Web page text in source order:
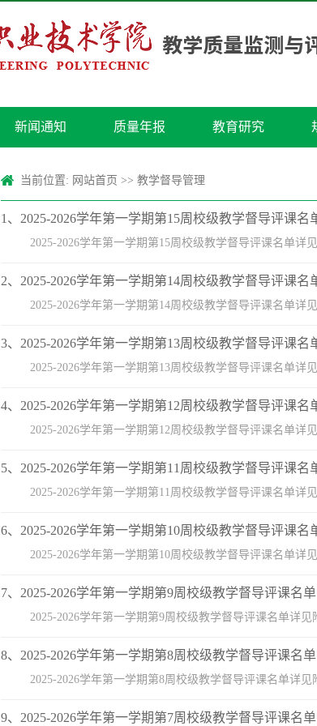
新闻通知 质量年报 教育研究
当前位置: 网站首页 >> 教学督导管理
1、2025-2026学年第一学期第15周校级教学督导评课名
2025-2026学年第一学期第15周校级教学督导评课名单详
2、2025-2026学年第一学期第14周校级教学督导评课名
2025-2026学年第一学期第14周校级教学督导评课名单详
3、2025-2026学年第一学期第13周校级教学督导评课名
2025-2026学年第一学期第13周校级教学督导评课名单详
4、2025-2026学年第一学期第12周校级教学督导评课名
2025-2026学年第一学期第12周校级教学督导评课名单详
5、2025-2026学年第一学期第11周校级教学督导评课名
2025-2026学年第一学期第11周校级教学督导评课名单详
6、2025-2026学年第一学期第10周校级教学督导评课名
2025-2026学年第一学期第10周校级教学督导评课名单详
7、2025-2026学年第一学期第9周校级教学督导评课名单
2025-2026学年第一学期第9周校级教学督导评课名单详见
8、2025-2026学年第一学期第8周校级教学督导评课名单
2025-2026学年第一学期第8周校级教学督导评课名单详见
9、2025-2026学年第一学期第7周校级教学督导评课名单